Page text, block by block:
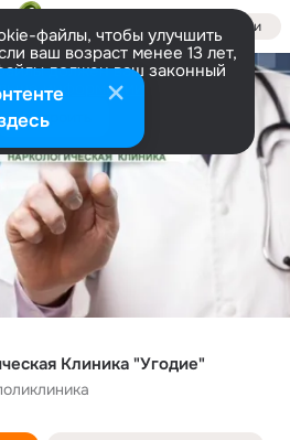
Войти
файлы, чтобы улучшить
ваш возраст менее 13 лет,
должен ваш законный
информации
Настроить
Клиника "Угодие"